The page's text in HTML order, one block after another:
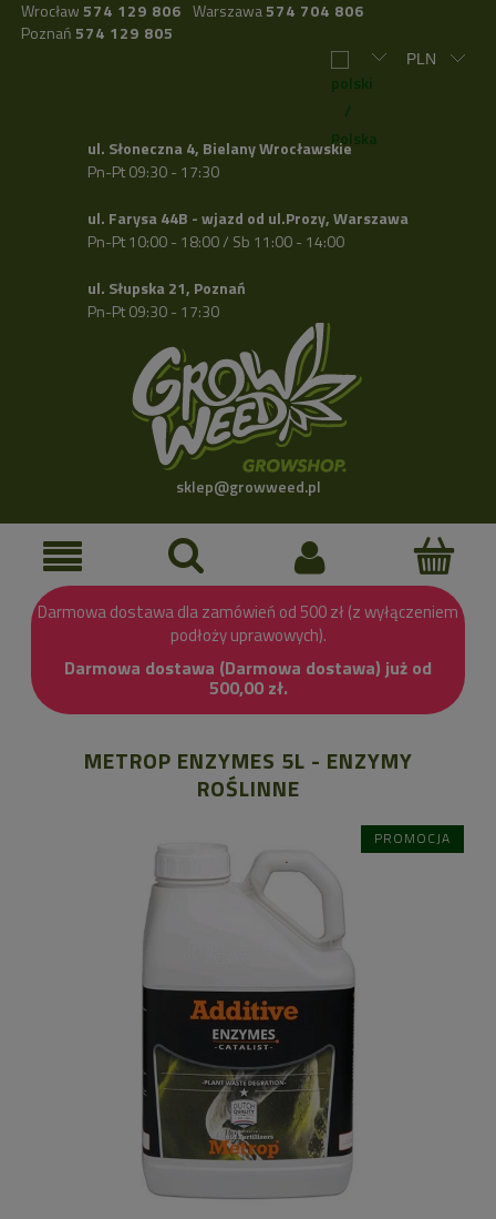
Wrocław 574 129 806 Warszawa574 704 806
Poznań 574 129 805
ul. Słoneczna 4, Bielany Wrocławskie
Pn-Pt 09:30 - 17:30
ul. Farysa 44B - wjazd od ul.Prozy, Warszawa
Pn-Pt 10:00 - 18:00 / Sb 11:00 - 14:00
ul. Słupska 21, Poznań
Pn-Pt 09:30 - 17:30
sklep@growweed.pl
Darmowa dostawa dla zamówień od 500 zł (z wyłączeniem
podłoży uprawowych).
Darmowa dostawa (Darmowa dostawa) już od
500,00 zł.
METROP ENZYMES 5L - ENZYMY
ROŚLINNE
PROMOCJA